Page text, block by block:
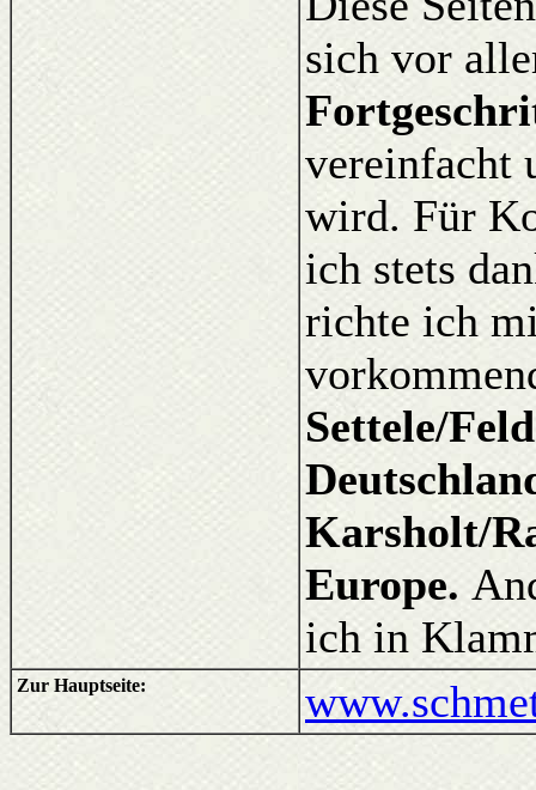
sich vor
vereinfacht
wird. Für
ich stets
richte ich
Settele/
Karsholt/
Europe.
ich in
Zur Hauptseite: